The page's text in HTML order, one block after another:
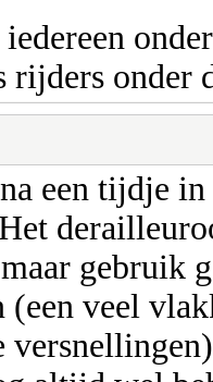
rijders onder
een tijdje in
gebruik
(een veel